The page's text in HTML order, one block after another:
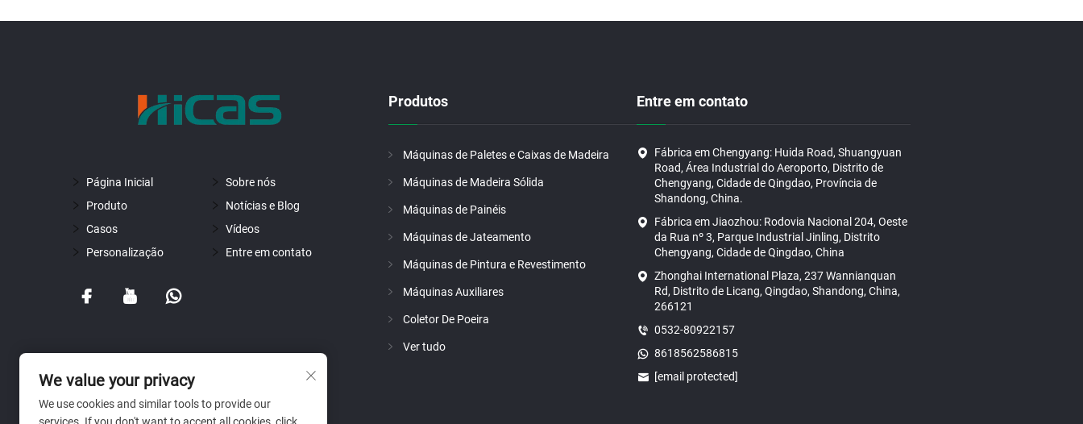
Página Inicial
Sobre nós
Produto
Notícias e Blog
Casos
Vídeos
Personalização
Entre em contato
Produtos
Máquinas de Paletes e Caixas de Madeira
Máquinas de Madeira Sólida
Máquinas de Painéis
Máquinas de Jateamento
Máquinas de Pintura e Revestimento
Máquinas Auxiliares
Coletor De Poeira
Ver tudo
Entre em contato
Fábrica em Chengyang: Huida Road, Shuangyuan
Road, Área Industrial do Aeroporto, Distrito de
Chengyang, Cidade de Qingdao, Província de
Shandong, China.
Fábrica em Jiaozhou: Rodovia Nacional 204, Oeste
da Rua nº 3, Parque Industrial Jinling, Distrito
Chengyang, Cidade de Qingdao, China
Zhonghai International Plaza, 237 Wannianquan
Rd, Distrito de Licang, Qingdao, Shandong, China,
266121
0532-80922157
8618562586815
[email protected]
We value your privacy
We use cookies and similar tools to provide our